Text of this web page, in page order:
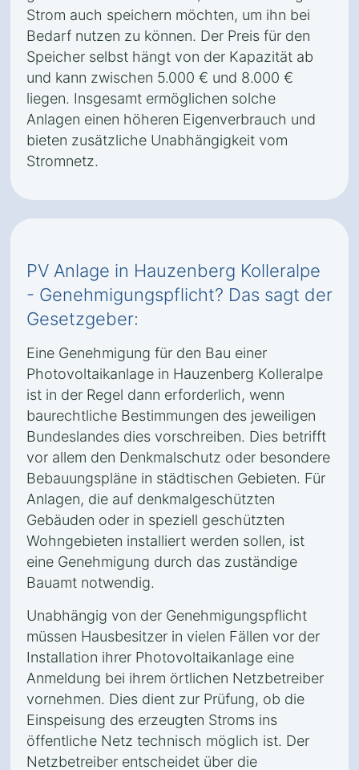
Strom auch speichern möchten, um ihn bei
Bedarf nutzen zu können. Der Preis für den
Speicher selbst hängt von der Kapazität ab
und kann zwischen 5.000 € und 8.000 €
liegen. Insgesamt ermöglichen solche
Anlagen einen höheren Eigenverbrauch und
bieten zusätzliche Unabhängigkeit vom
Stromnetz.
PV Anlage in Hauzenberg Kolleralpe
- Genehmigungspflicht? Das sagt der
Gesetzgeber:
Eine Genehmigung für den Bau einer
Photovoltaikanlage in Hauzenberg Kolleralpe
ist in der Regel dann erforderlich, wenn
baurechtliche Bestimmungen des jeweiligen
Bundeslandes dies vorschreiben. Dies betrifft
vor allem den Denkmalschutz oder besondere
Bebauungspläne in städtischen Gebieten. Für
Anlagen, die auf denkmalgeschützten
Gebäuden oder in speziell geschützten
Wohngebieten installiert werden sollen, ist
eine Genehmigung durch das zuständige
Bauamt notwendig.
Unabhängig von der Genehmigungspflicht
müssen Hausbesitzer in vielen Fällen vor der
Installation ihrer Photovoltaikanlage eine
Anmeldung bei ihrem örtlichen Netzbetreiber
vornehmen. Dies dient zur Prüfung, ob die
Einspeisung des erzeugten Stroms ins
öffentliche Netz technisch möglich ist. Der
Netzbetreiber entscheidet über die